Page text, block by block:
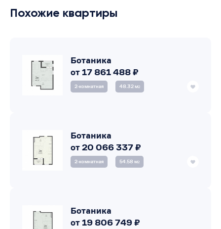
Похожие квартиры
Ботаника
от 17 861 488 ₽
2‑комнатная 48.32 м2
Ботаника
от 20 066 337 ₽
2‑комнатная 54.58 м2
Ботаника
от 19 806 749 ₽